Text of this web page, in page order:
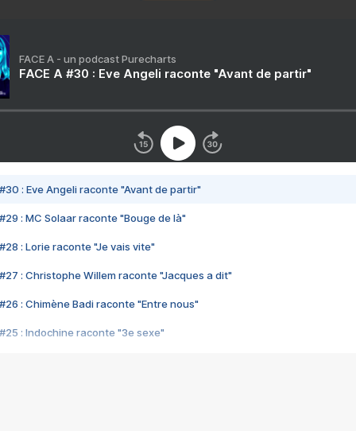
FACE A - un podcast Purecharts
FACE A #30 : Eve Angeli raconte "Avant de partir"
#30 : Eve Angeli raconte "Avant de partir"
#29 : MC Solaar raconte "Bouge de là"
#28 : Lorie raconte "Je vais vite"
#27 : Christophe Willem raconte "Jacques a dit"
#26 : Chimène Badi raconte "Entre nous"
#25 : Indochine raconte "3e sexe"